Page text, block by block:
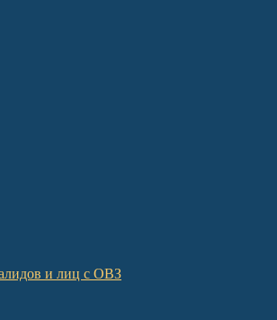
и лиц с ОВЗ